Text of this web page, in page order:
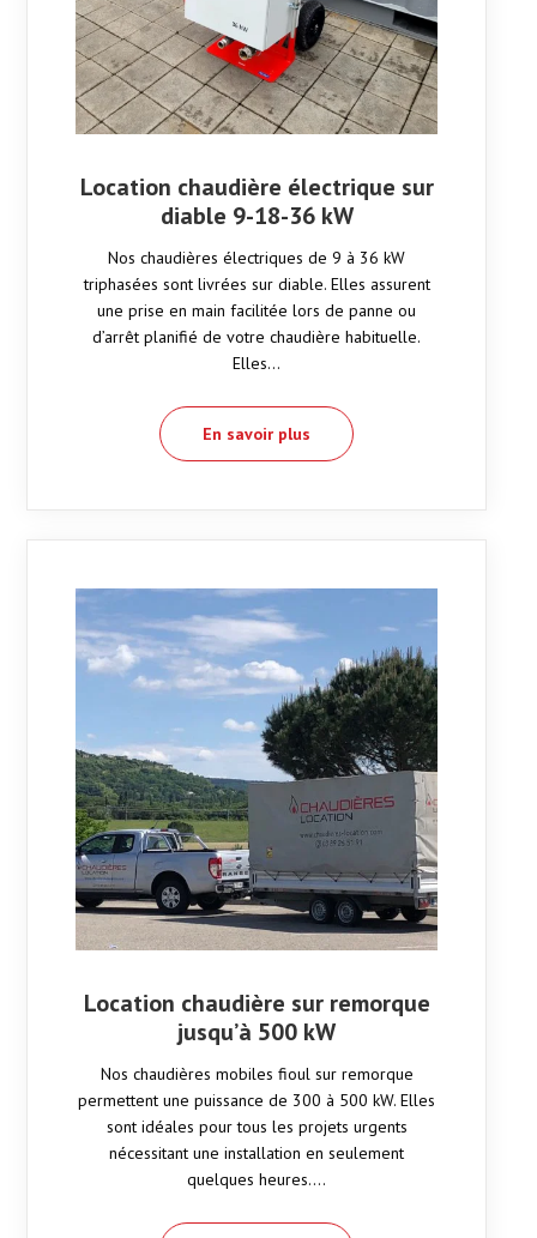
Location chaudière électrique sur
diable 9-18-36 kW
Nos chaudières électriques de 9 à 36 kW
triphasées sont livrées sur diable. Elles assurent
une prise en main facilitée lors de panne ou
d’arrêt planifié de votre chaudière habituelle.
Elles…
En savoir plus
Location chaudière sur remorque
jusqu’à 500 kW
Nos chaudières mobiles fioul sur remorque
permettent une puissance de 300 à 500 kW. Elles
sont idéales pour tous les projets urgents
nécessitant une installation en seulement
quelques heures.…